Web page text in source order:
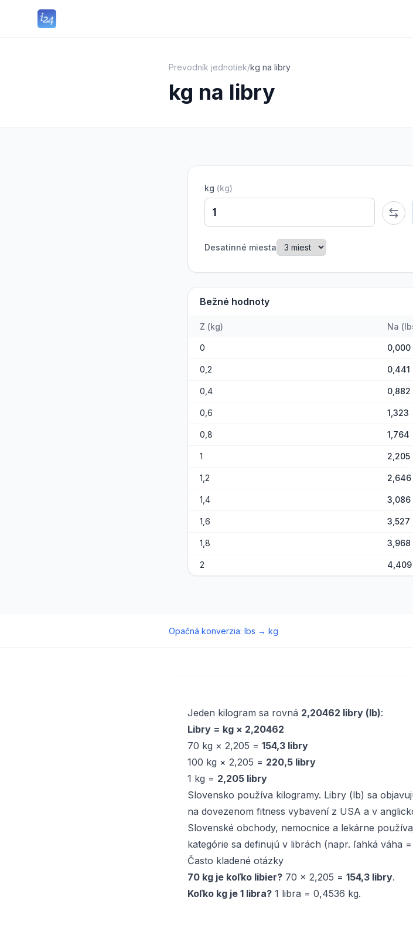
Prevodník jednotiek/kg na libry
kg na libry
kg (kg)
Desatinné miesta
Bežné hodnoty
Z (kg) Na (
0 0,000
0,2 0,441
0,4 0,882
0,6 1,323
0,8 1,764
1 2,205
1,2 2,646
1,4 3,086
1,6 3,527
1,8 3,968
2 4,409
Opačná konverzia: lbs → kg
Jeden kilogram sa rovná 2,20462 libry (lb):
Libry = kg × 2,20462
70 kg × 2,205 = 154,3 libry
100 kg × 2,205 = 220,5 libry
1 kg = 2,205 libry
Slovensko používa kilogramy. Libry (lb) sa
na dovezenom fitness vybavení z USA a v
Slovenské obchody, nemocnice a lekárne
kategórie sa definujú v librách (napr. ľahká váha
Často kladené otázky
70 kg je koľko libier? 70 × 2,205 = 154,3 libry.
Koľko kg je 1 libra? 1 libra = 0,4536 kg.